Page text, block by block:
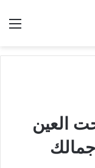
العين
جمالك